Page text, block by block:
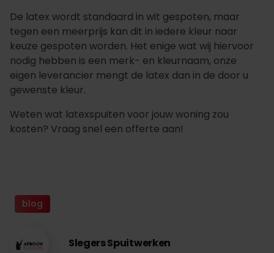
De latex wordt standaard in wit gespoten, maar
tegen een meerprijs kan dit in iedere kleur naar
keuze gespoten worden. Het enige wat wij hiervoor
nodig hebben is een merk- en kleurnaam, onze
eigen leverancier mengt de latex dan in de door u
gewenste kleur.
Weten wat latexspuiten voor jouw woning zou
kosten? Vraag snel een offerte aan!
blog
Slegers Spuitwerken